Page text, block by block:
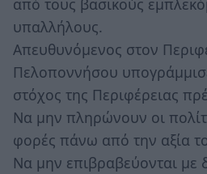
από τους βασικούς
υπαλλήλους.
Απευθυνόμενος στον
Πελοποννήσου
στόχος της Περιφέρειας
Να μην πληρώνουν οι
φορές πάνω από την αξία
Να μην επιβραβεύονται με